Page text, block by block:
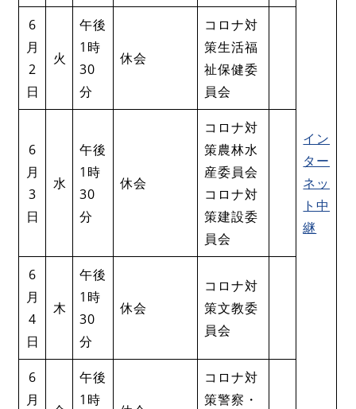
イン
ター
ネッ
ト中
継
6
月
2
日
火
午後
1時
30
分
休会
コロナ対
策生活福
祉保健委
員会
6
月
3
日
水
午後
1時
30
分
休会
コロナ対
策農林水
産委員会
コロナ対
策建設委
員会
6
月
4
日
木
午後
1時
30
分
休会
コロナ対
策文教委
員会
6
月
午後
1時
コロナ対
策警察・